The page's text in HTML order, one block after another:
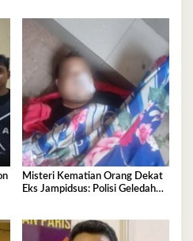
Misteri Kematian Orang Dekat
Eks Jampidsus: Polisi Geledah